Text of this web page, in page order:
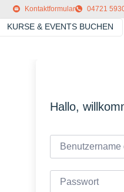
Kontaktformular 04721
KURSE & EVENTS BUCHEN
Hallo,